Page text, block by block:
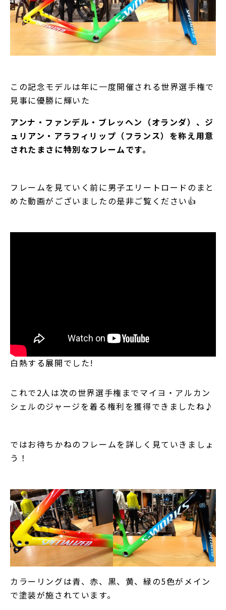
この記念モデルは年に一度開催される世界選手権で
見事に優勝に輝いた
アンナ・ファンデル・ブレッヘン（オランダ）、ジ
ュリアン・アラフィリップ（フランス）を称え用意
されたまさに特別なフレームです。
フレームを見ていく前に男子エリートロードのまと
めた動画がございましたの是非ご覧ください👍
白熱する展開でした!
これで2人は次の世界選手権までマイヨ・アルカン
シェルのジャージを着る権利を獲得できましたね♪
ではお待ちかねのフレームを詳しく見ていきましょ
う！
カラーリングは青、赤、黒、黄、緑の5色がメイン
で塗装が施されています。